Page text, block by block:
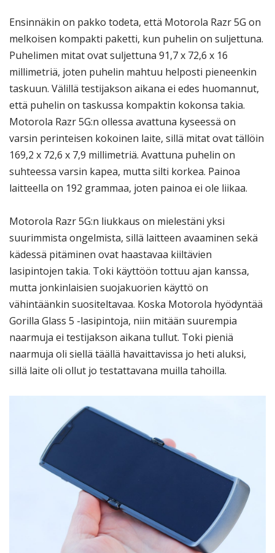
Ensinnäkin on pakko todeta, että Motorola Razr 5G on
melkoisen kompakti paketti, kun puhelin on suljettuna.
Puhelimen mitat ovat suljettuna 91,7 x 72,6 x 16
millimetriä, joten puhelin mahtuu helposti pieneenkin
taskuun. Välillä testijakson aikana ei edes huomannut,
että puhelin on taskussa kompaktin kokonsa takia.
Motorola Razr 5G:n ollessa avattuna kyseessä on
varsin perinteisen kokoinen laite, sillä mitat ovat tällöin
169,2 x 72,6 x 7,9 millimetriä. Avattuna puhelin on
suhteessa varsin kapea, mutta silti korkea. Painoa
laitteella on 192 grammaa, joten painoa ei ole liikaa.
Motorola Razr 5G:n liukkaus on mielestäni yksi
suurimmista ongelmista, sillä laitteen avaaminen sekä
kädessä pitäminen ovat haastavaa kiiltävien
lasipintojen takia. Toki käyttöön tottuu ajan kanssa,
mutta jonkinlaisien suojakuorien käyttö on
vähintäänkin suositeltavaa. Koska Motorola hyödyntää
Gorilla Glass 5 -lasipintoja, niin mitään suurempia
naarmuja ei testijakson aikana tullut. Toki pieniä
naarmuja oli siellä täällä havaittavissa jo heti aluksi,
sillä laite oli ollut jo testattavana muilla tahoilla.